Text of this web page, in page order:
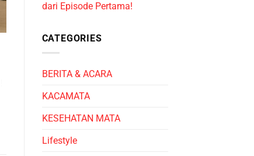
dari Episode Pertama!
CATEGORIES
BERITA & ACARA
KACAMATA
KESEHATAN MATA
Lifestyle